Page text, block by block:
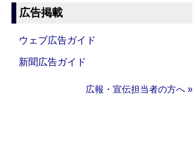
広告掲載
ウェブ広告ガイド
新聞広告ガイド
広報・宣伝担当者の方へ »